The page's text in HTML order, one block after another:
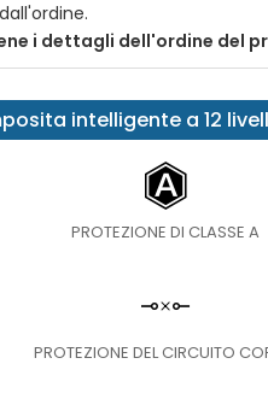
i dettagli dell'ordine del
intelligente a 12
PROTEZIONE DI CLASSE A
PROTEZIONE DEL CIRCUITO